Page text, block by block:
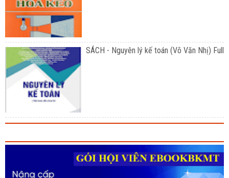
SÁCH - Nguyên lý kế toán (Võ Văn Nhị) Full